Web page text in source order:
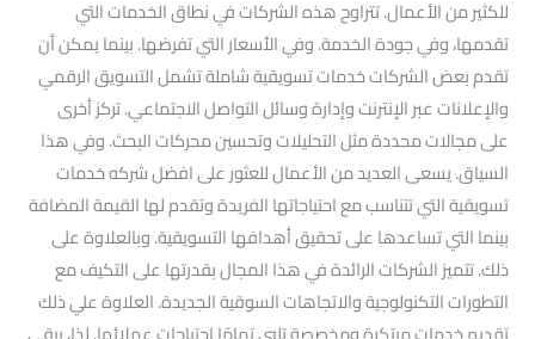
للكثير من الأعمال. تتراوح هذه الشركات في نطاق الخدمات التي
تقدمها، وفي جودة الخدمة. وفي الأسعار التي تفرضها. بينما يمكن أن
تقدم بعض الشركات خدمات تسويقية شاملة تشمل التسويق الرقمي
والإعلانات عبر الإنترنت وإدارة وسائل التواصل الاجتماعي. تركز أخرى
على مجالات محددة مثل التحليلات وتحسين محركات البحث. وفي هذا
السياق. يسعى العديد من الأعمال للعثور على افضل شركه خدمات
تسويقية التي تتناسب مع احتياجاتها الفريدة وتقدم لها القيمة المضافة
بينما التي تساعدها على تحقيق أهدافها التسويقية. وبالعلاوة على
ذلك. تتميز الشركات الرائدة في هذا المجال بقدرتها على التكيف مع
التطورات التكنولوجية والاتجاهات السوقية الجديدة. العلاوة علي ذلك